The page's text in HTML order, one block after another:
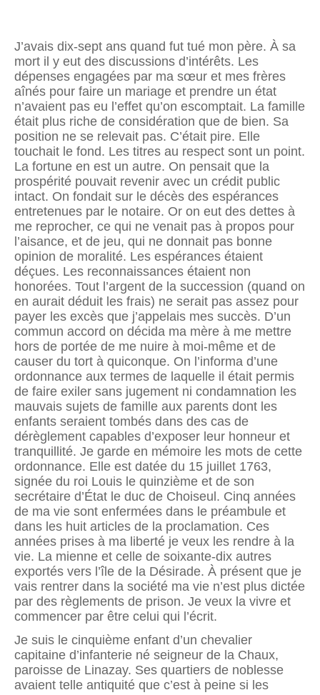
J’avais dix-sept ans quand fut tué mon père. À sa
mort il y eut des discussions d’intérêts. Les
dépenses engagées par ma sœur et mes frères
aînés pour faire un mariage et prendre un état
n’avaient pas eu l’effet qu’on escomptait. La famille
était plus riche de considération que de bien. Sa
position ne se relevait pas. C’était pire. Elle
touchait le fond. Les titres au respect sont un point.
La fortune en est un autre. On pensait que la
prospérité pouvait revenir avec un crédit public
intact. On fondait sur le décès des espérances
entretenues par le notaire. Or on eut des dettes à
me reprocher, ce qui ne venait pas à propos pour
l’aisance, et de jeu, qui ne donnait pas bonne
opinion de moralité. Les espérances étaient
déçues. Les reconnaissances étaient non
honorées. Tout l’argent de la succession (quand on
en aurait déduit les frais) ne serait pas assez pour
payer les excès que j’appelais mes succès. D’un
commun accord on décida ma mère à me mettre
hors de portée de me nuire à moi-même et de
causer du tort à quiconque. On l’informa d’une
ordonnance aux termes de laquelle il était permis
de faire exiler sans jugement ni condamnation les
mauvais sujets de famille aux parents dont les
enfants seraient tombés dans des cas de
dérèglement capables d’exposer leur honneur et
tranquillité. Je garde en mémoire les mots de cette
ordonnance. Elle est datée du 15 juillet 1763,
signée du roi Louis le quinzième et de son
secrétaire d’État le duc de Choiseul. Cinq années
de ma vie sont enfermées dans le préambule et
dans les huit articles de la proclamation. Ces
années prises à ma liberté je veux les rendre à la
vie. La mienne et celle de soixante-dix autres
exportés vers l’île de la Désirade. À présent que je
vais rentrer dans la société ma vie n’est plus dictée
par des règlements de prison. Je veux la vivre et
commencer par être celui qui l’écrit.
Je suis le cinquième enfant d’un chevalier
capitaine d’infanterie né seigneur de la Chaux,
paroisse de Linazay. Ses quartiers de noblesse
avaient telle antiquité que c’est à peine si les